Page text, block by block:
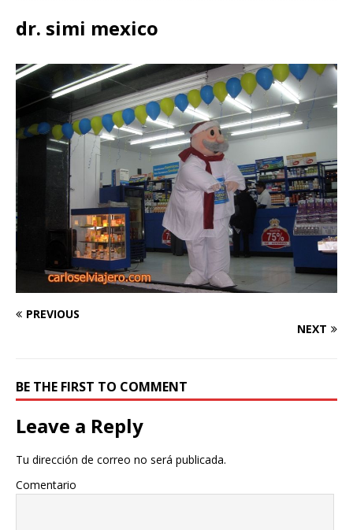
dr. simi mexico
PREVIOUS
NEXT
BE THE FIRST TO COMMENT
Leave a Reply
Tu dirección de correo no será publicada.
Comentario